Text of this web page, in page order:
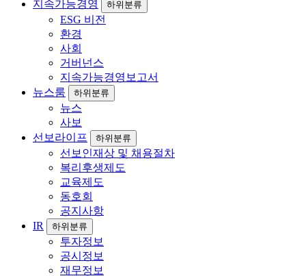
지속가능경영
하위분류
ESG 비전
환경
사회
거버넌스
지속가능경영보고서
뉴스룸
하위분류
뉴스
사보
선보라이프
하위분류
선보인재상 및 채용절차
복리후생제도
교육제도
동호회
공지사항
IR
하위분류
투자정보
공시정보
재무정보